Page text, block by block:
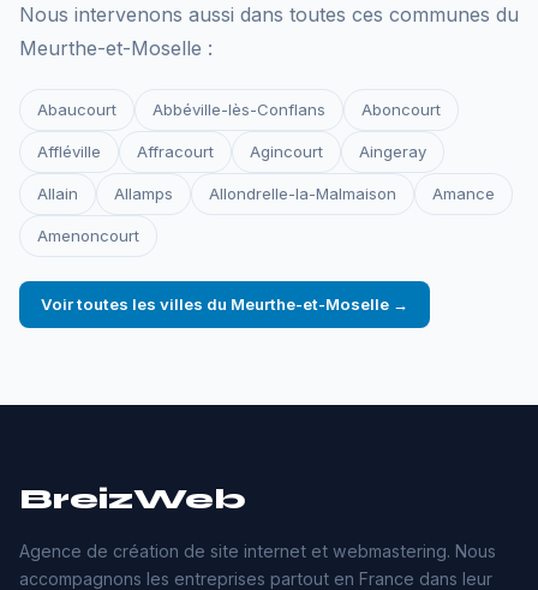
Nous intervenons aussi dans toutes ces communes du
Meurthe-et-Moselle :
Abaucourt Abbéville-lès-Conflans Aboncourt
Affléville Affracourt Agincourt Aingeray
Allain Allamps Allondrelle-la-Malmaison Amance
Amenoncourt
Voir toutes les villes du Meurthe-et-Moselle →
BreizWeb
Agence de création de site internet et webmastering. Nous
accompagnons les entreprises partout en France dans leur